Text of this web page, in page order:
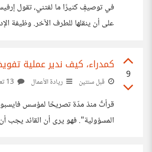
في توصيفٍ كثيرًا ما لفتني، تقول
على أن ينقلها للطرف الآخر. وظيفة
9
كمدراء، كيف ندير عملية
قبل سنتين ريادة الأعمال
قرأتٌ منذ مدّة تصريحًا لمؤسس
المسؤولية". فهو يرى أن القائد يجب